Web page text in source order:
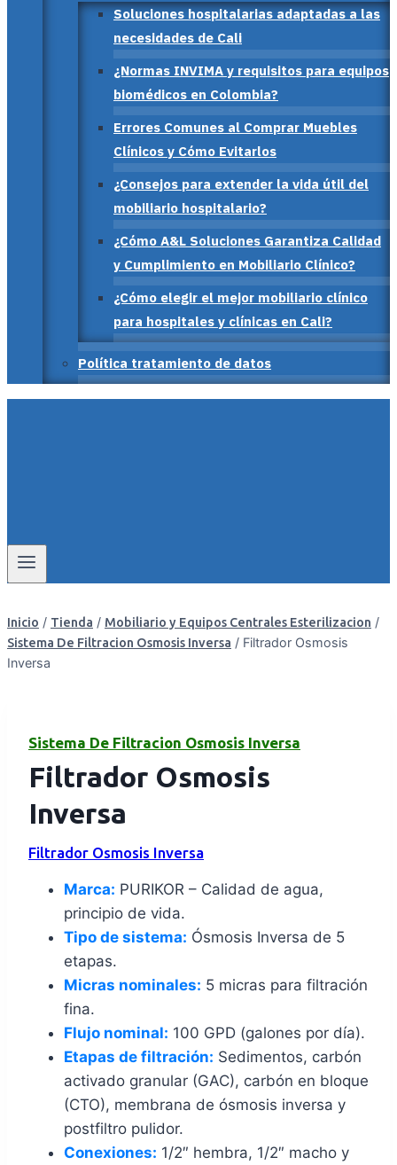
Soluciones hospitalarias adaptadas a las
necesidades de Cali
¿Normas INVIMA y requisitos para equipos
biomédicos en Colombia?
Errores Comunes al Comprar Muebles
Clínicos y Cómo Evitarlos
¿Consejos para extender la vida útil del
mobiliario hospitalario?
¿Cómo A&L Soluciones Garantiza Calidad
y Cumplimiento en Mobiliario Clínico?
¿Cómo elegir el mejor mobiliario clínico
para hospitales y clínicas en Cali?
Política tratamiento de datos
Inicio / Tienda / Mobiliario y Equipos Centrales Esterilizacion /
Sistema De Filtracion Osmosis Inversa / Filtrador Osmosis
Inversa
Sistema De Filtracion Osmosis Inversa
Filtrador Osmosis
Inversa
Filtrador Osmosis Inversa
Marca: PURIKOR – Calidad de agua,
principio de vida.
Tipo de sistema: Ósmosis Inversa de 5
etapas.
Micras nominales: 5 micras para filtración
fina.
Flujo nominal: 100 GPD (galones por día).
Etapas de filtración: Sedimentos, carbón
activado granular (GAC), carbón en bloque
(CTO), membrana de ósmosis inversa y
postfiltro pulidor.
Conexiones: 1/2″ hembra, 1/2″ macho y